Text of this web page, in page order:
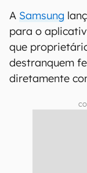
A Samsung
para o
que
destranquem
diretamente